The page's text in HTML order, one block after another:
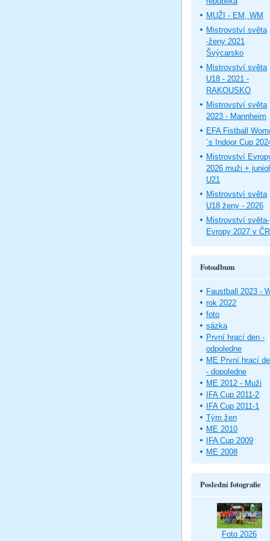
MUŽI - EM, WM
Mistrovství světa
-ženy 2021
Švýcarsko
Mistrovství světa
U18 - 2021 -
RAKOUSKO
Mistrovství světa
2023 - Mannheim
EFA Fistball
´s Indoor Cup
Mistrovství
2026 muži +
U21
Mistrovství světa
U18 ženy - 2026
Mistrovství světa-
Evropy 2027 v ČR
Fotoalbum
Faustball 2023 -
rok 2022
foto
sázka
První hrací den -
odpoledne
ME První hrací
- dopoledne
ME 2012 - Muži
IFA Cup 2011-2
IFA Cup 2011-1
Tým žen
ME 2010
IFA Cup 2009
ME 2008
Poslední fotografie
Foto 2026